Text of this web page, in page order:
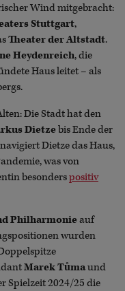
Wind mitgebracht:
Stuttgart,
Theater der Altstadt.
Heydenreich, die
Haus leitet – als
Die Stadt hat den
Dietzebis Ende der
Dietze das Haus,
was von
besonderspositiv
Philharmonieauf
wurden
Marek Tůmaund
Spielzeit 2024/25 die